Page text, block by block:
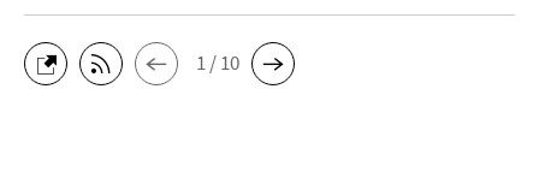
1 / 10